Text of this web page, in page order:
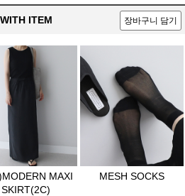
WITH ITEM 장바구니 담기
MAXI
SKIRT(2C)
MESH SOCKS